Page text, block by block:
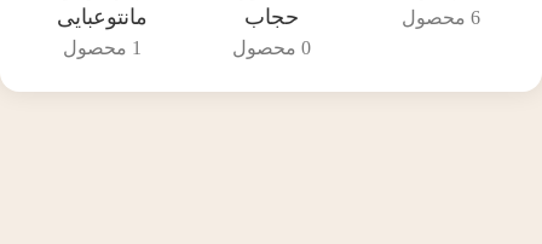
6 محصول
حجاب
0 محصول
مانتوعبایی
1 محصول